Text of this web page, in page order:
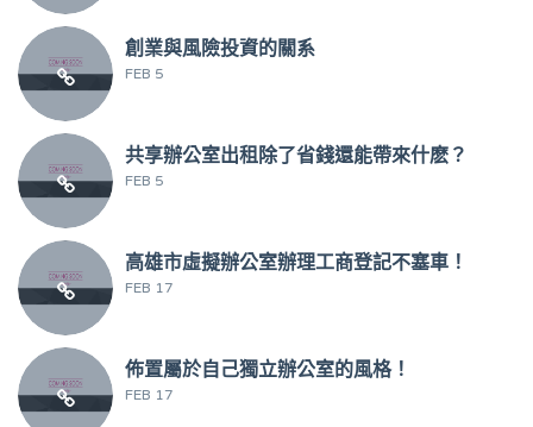
創業與風險投資的關系
FEB 5
共享辦公室出租除了省錢還能帶來什麽？
FEB 5
高雄市虛擬辦公室辦理工商登記不塞車！
FEB 17
佈置屬於自己獨立辦公室的風格！
FEB 17